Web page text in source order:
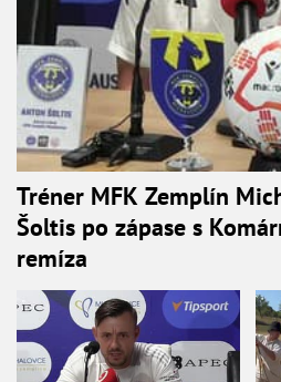
Tréner MFK Zemplín
Šoltis po zápase s
remíza